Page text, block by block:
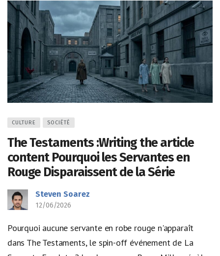
CULTURE SOCIÉTÉ
The Testaments :Writing the article
content Pourquoi les Servantes en
Rouge Disparaissent de la Série
Steven Soarez
12/06/2026
Pourquoi aucune servante en robe rouge n'apparaît
dans The Testaments, le spin-off événement de La